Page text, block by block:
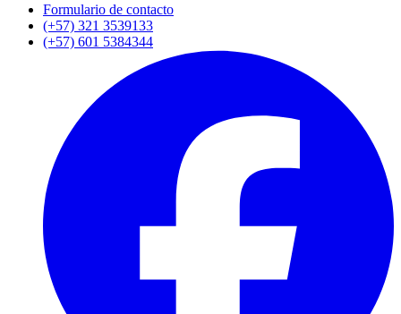
Formulario de contacto
(+57) 321 3539133
(+57) 601 5384344